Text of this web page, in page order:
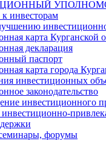
инвесторам
карта Курганской
декларация
паспорт
карта города
инвестиционных
законодательство
инвестиционного
форумы